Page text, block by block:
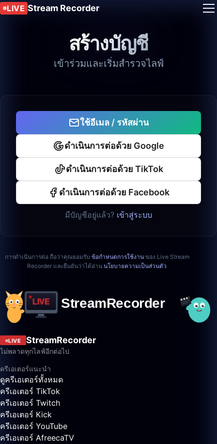
LIVE Stream Recorder
สร้างบัญชี
เข้าร่วมและเริ่มสำรวจไลฟ์
ใช้อีเมล / รหัสผ่าน
ดำเนินการต่อด้วย Google
ดำเนินการต่อด้วย TikTok
ดำเนินการต่อด้วย Facebook
มีบัญชีอยู่แล้ว? เข้าสู่ระบบ
การดำเนินการต่อ ถือว่าคุณยอมรับ ข้อกำหนดการใช้งาน ของ Live Stream
Recorder และยืนยันว่าได้อ่าน นโยบายความเป็นส่วนตัว
LIVE StreamRecorder
ไม่พลาดทุกไลฟ์อีกต่อไป
ครีเอเตอร์แนะนำ
ดูครีเอเตอร์ทั้งหมด
ครีเอเตอร์ TikTok
ครีเอเตอร์ Twitch
ครีเอเตอร์ Kick
ครีเอเตอร์ YouTube
ครีเอเตอร์ AfreecaTV